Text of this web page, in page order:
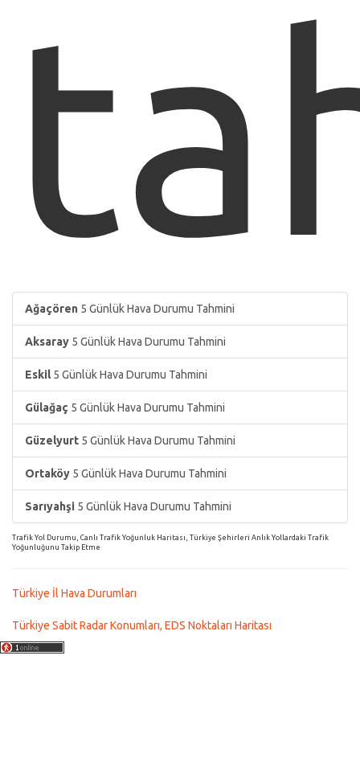
Ağaçören 5 Günlük Hava Durumu Tahmini
Aksaray 5 Günlük Hava Durumu Tahmini
Eskil5 Günlük Hava Durumu Tahmini
Gülağaç 5 Günlük Hava Durumu Tahmini
Güzelyurt 5 Günlük Hava Durumu Tahmini
Ortaköy 5 Günlük Hava Durumu Tahmini
Sarıyahşi 5 Günlük Hava Durumu Tahmini
Trafik Yol Durumu, Canlı Trafik Yoğunluk Haritası, Türkiye Şehirleri Anlık Yollardaki Trafik
Yoğunluğunu Takip Etme
Türkiye İl Hava Durumları
Türkiye Sabit Radar Konumları, EDS Noktaları Haritası